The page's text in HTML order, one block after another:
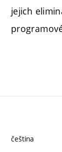
jejich
čeština